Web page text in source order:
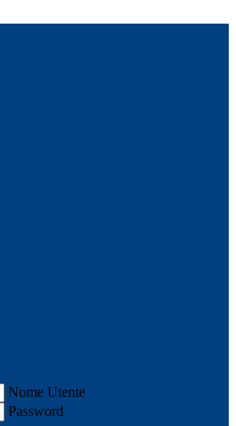
Nome Utente
Password